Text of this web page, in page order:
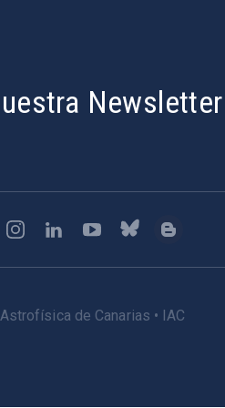
Newsletter
de Canarias • IAC